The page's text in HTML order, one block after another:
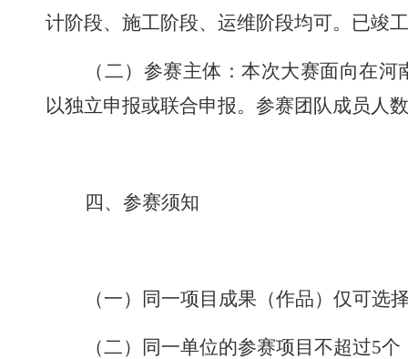
计阶段、施工阶段、运维阶段均可。已竣
（二） 参赛主体：本次大赛面向在
以独立申报或联合申报。参赛团队成员人
四、参赛须知
（一） 同一项目成果 （作品） 仅可选
（二）同一单位的参赛项目不超过5个